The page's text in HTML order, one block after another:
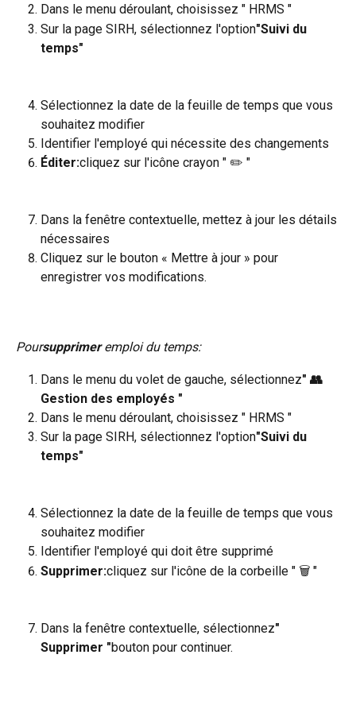
Dans le menu déroulant, choisissez " HRMS "
Sur la page SIRH, sélectionnez l'option"Suivi du
temps"
Sélectionnez la date de la feuille de temps que vous
souhaitez modifier
Identifier l'employé qui nécessite des changements
Éditer:cliquez sur l'icône crayon " ✏️ "
Dans la fenêtre contextuelle, mettez à jour les détails
nécessaires
Cliquez sur le bouton « Mettre à jour » pour
enregistrer vos modifications.
Poursupprimer emploi du temps:
Dans le menu du volet de gauche, sélectionnez" 👥
Gestion des employés "
Dans le menu déroulant, choisissez " HRMS "
Sur la page SIRH, sélectionnez l'option"Suivi du
temps"
Sélectionnez la date de la feuille de temps que vous
souhaitez modifier
Identifier l'employé qui doit être supprimé
Supprimer:cliquez sur l'icône de la corbeille " 🗑️ "
Dans la fenêtre contextuelle, sélectionnez"
Supprimer "bouton pour continuer.